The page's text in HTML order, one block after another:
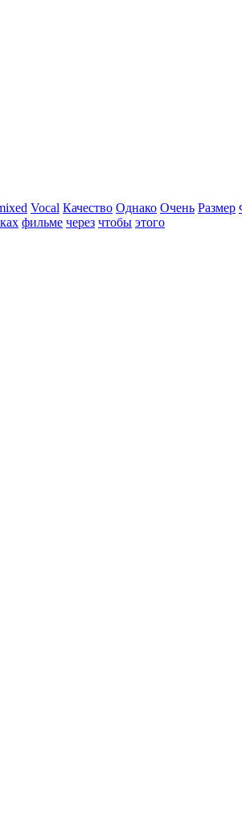
Vocal Качество Однако Очень Размер
фильме через чтобы этого